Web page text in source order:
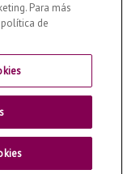
Para más
de